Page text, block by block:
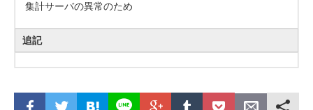
集計サーバの異常のため
追記